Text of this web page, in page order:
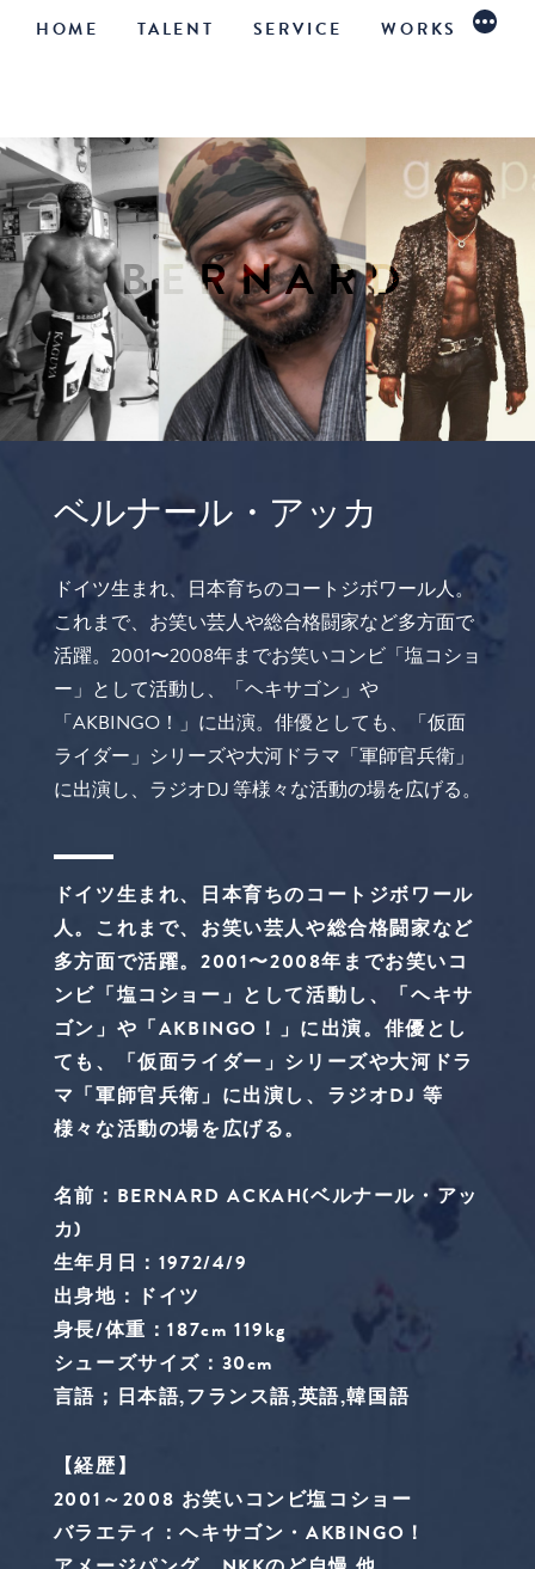
ン
ツ
へ
ス
キ
ッ
プ
HOME TALENT SERVICE WORKS
続
き
BERNARD
ベルナール・アッカ
ドイツ生まれ、日本育ちのコートジボワール人。
これまで、お笑い芸人や総合格闘家など多方面で
活躍。2001〜2008年までお笑いコンビ「塩コショ
ー」として活動し、「ヘキサゴン」や
「AKBINGO！」に出演。俳優としても、「仮面
ライダー」シリーズや大河ドラマ「軍師官兵衛」
に出演し、ラジオDJ 等様々な活動の場を広げる。
ドイツ生まれ、日本育ちのコートジボワール
人。これまで、お笑い芸人や総合格闘家など
多方面で活躍。2001〜2008年までお笑いコ
ンビ「塩コショー」として活動し、「ヘキサ
ゴン」や「AKBINGO！」に出演。俳優とし
ても、「仮面ライダー」シリーズや大河ドラ
マ「軍師官兵衛」に出演し、ラジオDJ 等
様々な活動の場を広げる。
名前：BERNARD ACKAH(ベルナール・アッ
カ)
生年月日：1972/4/9
出身地：ドイツ
身長/体重：187cm 119kg
シューズサイズ：30cm
言語；日本語,フランス語,英語,韓国語
【経歴】
2001～2008 お笑いコンビ塩コショー
バラエティ：ヘキサゴン・AKBINGO！